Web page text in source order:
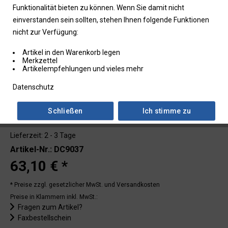
Lieferzeit: 2 - 3 Tage
Artikel-Nr.: DC9037
63,10 € *
* Preise zzgl. gesetzlicher MwSt. und Versandkosten
Preise in Klammern inkl. MwSt.:
Fragen zum Artikel?
Faxbestellschein
Funktionalität bieten zu können. Wenn Sie damit nicht
einverstanden sein sollten, stehen Ihnen folgende Funktionen
nicht zur Verfügung:
Artikel in den Warenkorb legen
Merkzettel
Artikelempfehlungen und vieles mehr
Datenschutz
Ich stimme zu
Schließen